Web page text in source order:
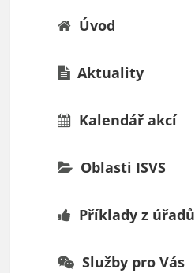
Úvod
Aktuality
Kalendář akcí
Oblasti ISVS
Příklady z úřadů
Služby pro Vás